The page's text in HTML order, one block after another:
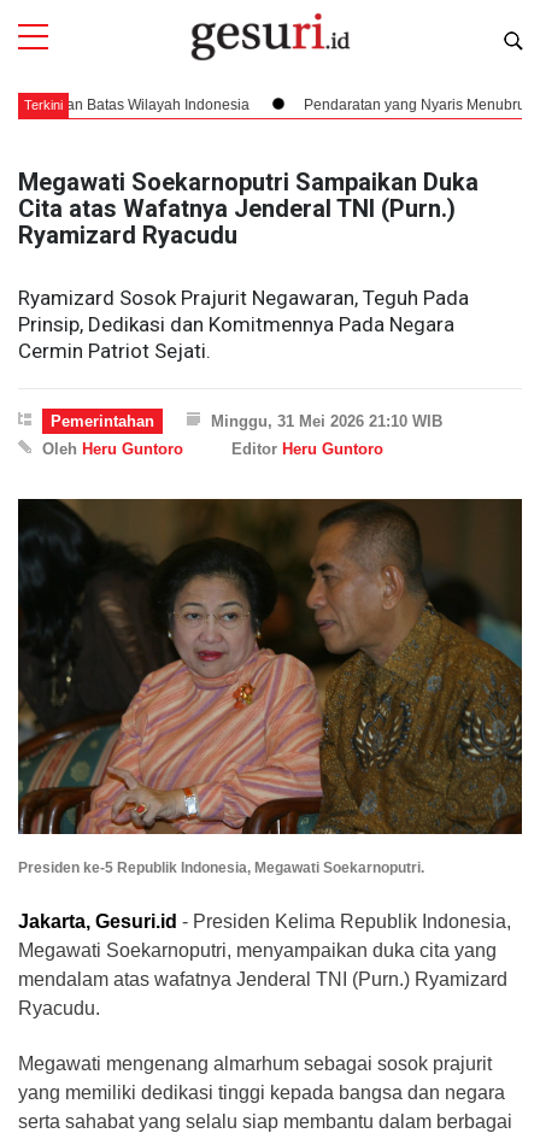
Terkini
Batas Wilayah Indonesia Pendaratan yang Nyaris Menubruk Kerbau
Megawati Soekarnoputri Sampaikan Duka
Cita atas Wafatnya Jenderal TNI (Purn.)
Ryamizard Ryacudu
Ryamizard Sosok Prajurit Negawaran, Teguh Pada
Prinsip, Dedikasi dan Komitmennya Pada Negara
Cermin Patriot Sejati.
Pemerintahan
Minggu, 31 Mei 2026 21:10 WIB
Oleh Heru Guntoro Editor Heru Guntoro
Presiden ke-5 Republik Indonesia, Megawati Soekarnoputri.
Jakarta, Gesuri.id - Presiden Kelima Republik Indonesia,
Megawati Soekarnoputri, menyampaikan duka cita yang
mendalam atas wafatnya Jenderal TNI (Purn.) Ryamizard
Ryacudu.
Megawati mengenang almarhum sebagai sosok prajurit
yang memiliki dedikasi tinggi kepada bangsa dan negara
serta sahabat yang selalu siap membantu dalam berbagai